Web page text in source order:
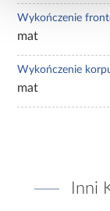
Wykończenie
mat
Wykończenie
mat
Inni